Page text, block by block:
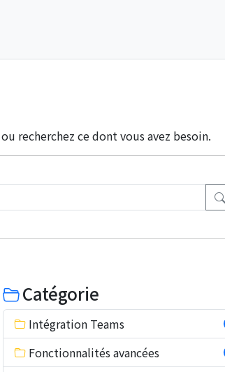
recherchez ce dont vous avez besoin.
Catégorie
Intégration Teams
Fonctionnalités avancées